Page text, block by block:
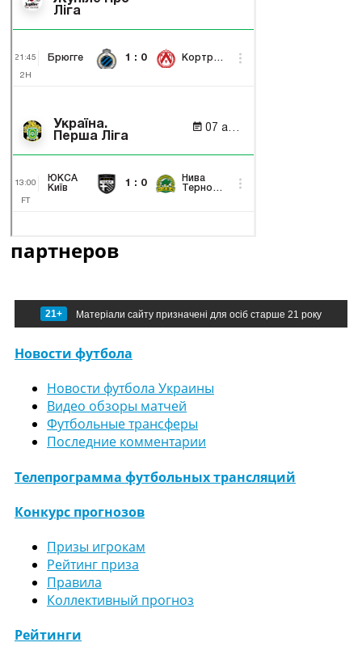
партнеров
21+ Матеріали сайту призначені для осіб старше 21 року
Новости футбола
Новости футбола Украины
Видео обзоры матчей
Футбольные трансферы
Последние комментарии
Телепрограмма футбольных трансляций
Конкурс прогнозов
Призы игрокам
Рейтинг приза
Правила
Коллективный прогноз
Рейтинги